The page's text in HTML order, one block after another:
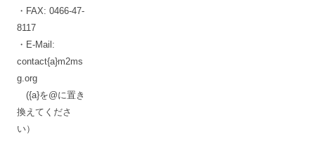
・FAX: 0466-47-
8117
・E-Mail:
contact{a}m2ms
g.org
({a}を@に置き
換えてくださ
い）